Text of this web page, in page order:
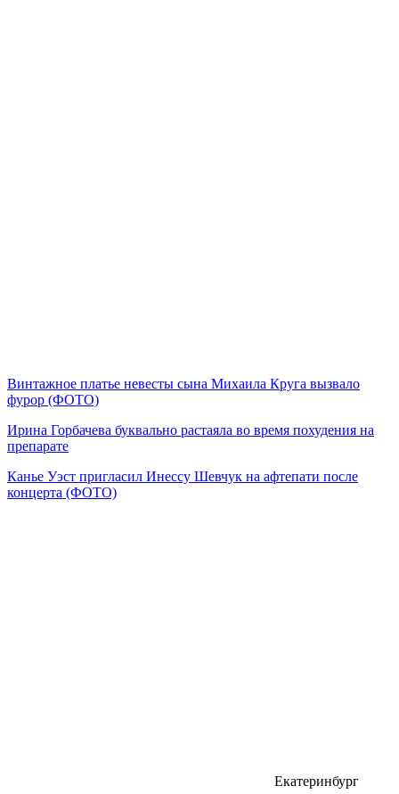
Винтажное платье невесты сына Михаила Круга вызвало
фурор (ФОТО)
Ирина Горбачева буквально растаяла во время похудения на
препарате
Канье Уэст пригласил Инессу Шевчук на афтепати после
концерта (ФОТО)
Екатеринбург